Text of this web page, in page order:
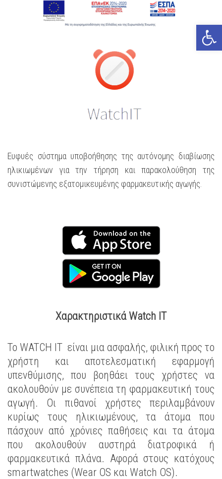
Ευφυές σύστημα υποβοήθησης της αυτόνομης διαβίωσης
ηλικιωμένων για την τήρηση και παρακολούθηση της
συνιστώμενης εξατομικευμένης φαρμακευτικής αγωγής.
Χαρακτηριστικά Watch IT
Το WATCH IT είναι μια ασφαλής, φιλική προς το
χρήστη και αποτελεσματική εφαρμογή
υπενθύμισης, που βοηθάει τους χρήστες να
ακολουθούν με συνέπεια τη φαρμακευτική τους
αγωγή. Οι πιθανοί χρήστες περιλαμβάνουν
κυρίως τους ηλικιωμένους, τα άτομα που
πάσχουν από χρόνιες παθήσεις και τα άτομα
που ακολουθούν αυστηρά διατροφικά ή
φαρμακευτικά πλάνα. Αφορά στους κατόχους
smartwatches (Wear OS και Watch OS).